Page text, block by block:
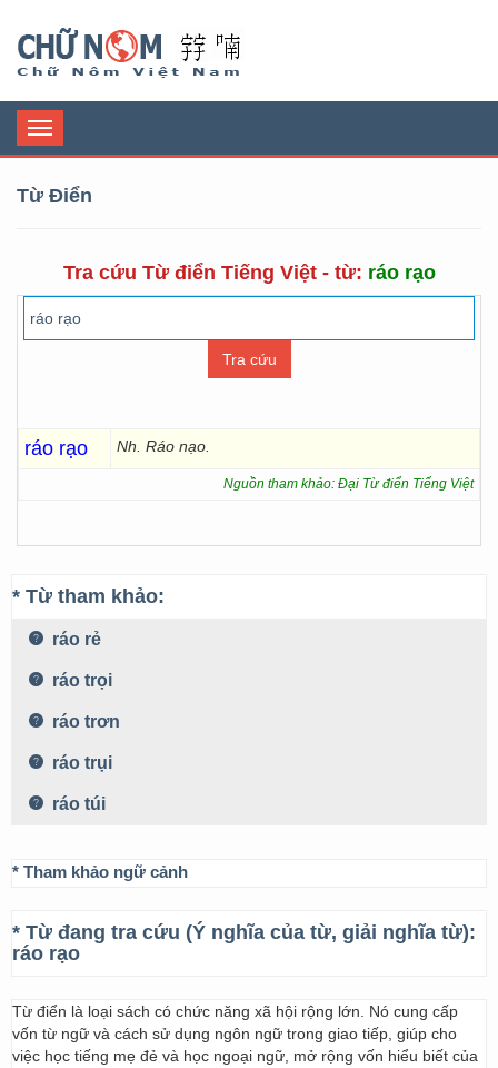
Toggle
navigation
Từ Điển
Tra cứu Từ điển Tiếng Việt - từ: ráo rạo
ráo rạo Nh. Ráo nạo.
Nguồn tham khảo: Đại Từ điển Tiếng Việt
* Từ tham khảo:
ráo rẻ
ráo trọi
ráo trơn
ráo trụi
ráo túi
* Tham khảo ngữ cảnh
* Từ đang tra cứu (Ý nghĩa của từ, giải nghĩa từ):
ráo rạo
Từ điển là loại sách có chức năng xã hội rộng lớn. Nó cung cấp
vốn từ ngữ và cách sử dụng ngôn ngữ trong giao tiếp, giúp cho
việc học tiếng mẹ đẻ và học ngoại ngữ, mở rộng vốn hiểu biết của